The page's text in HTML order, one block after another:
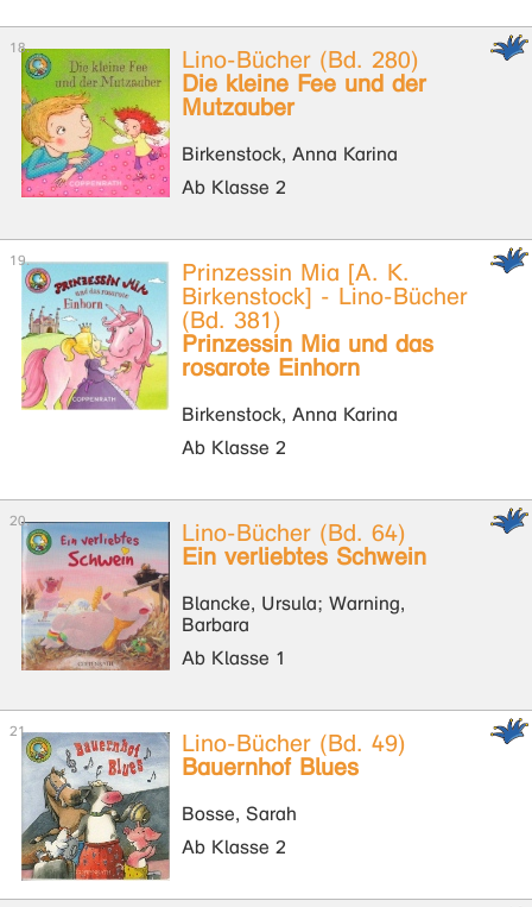
Lino-Bücher (Bd. 280)
Die kleine Fee und der
Mutzauber
Birkenstock, Anna Karina
Ab Klasse 2
Prinzessin Mia [A. K.
Birkenstock] - Lino-Bücher
(Bd. 381)
Prinzessin Mia und das
rosarote Einhorn
Birkenstock, Anna Karina
Ab Klasse 2
Lino-Bücher (Bd. 64)
Ein verliebtes Schwein
Blancke, Ursula; Warning,
Barbara
Ab Klasse 1
Lino-Bücher (Bd. 49)
Bauernhof Blues
Bosse, Sarah
Ab Klasse 2